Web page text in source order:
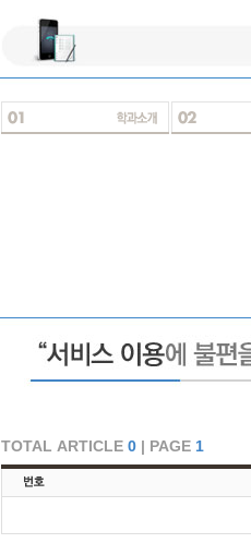
TOTAL ARTICLE 0 | PAGE 1